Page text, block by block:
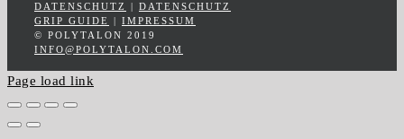
DATENSCHUTZ
DATENSCHUTZ
GRIP GUIDE
IMPRESSUM
© POLYTALON 2019
INFO@POLYTALON.COM
Page load link